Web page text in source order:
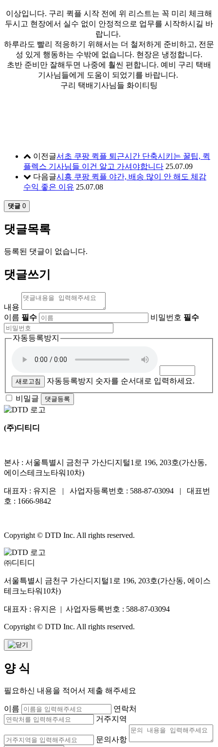
이상입니다. 구리 퀵플 시작 전에 위 리스트는 꼭 미리 체크해
두시고 현장에서 실수 없이 안정적으로 업무를 시작하시길 바
랍니다.
하루라도 빨리 적응하기 위해서는 더 철저하게 준비하고, 전문
성 있게 행동하는 수밖에 없습니다. 현장은 냉정합니다.
초반 준비만 잘해두면 나중에 훨씬 편합니다. 예비 구리 택배
기사님들에게 도움이 되었기를 바랍니다.
구리 택배기사님들 화이티팅
이전글서초 쿠팡 퀵플 퇴근시간 단축시키는 꿀팁, 퀵
플렉스 기사님들 이건 알고 가셔야합니다 25.07.09
다음글시흥 쿠팡 퀵플 야간, 배송 많이 안 해도 체감
수익 좋은 이유 25.07.08
댓글 0
댓글목록
등록된 댓글이 없습니다.
댓글쓰기
내용
이름 필수 비밀번호 필수
자동등록방지
새로고침 자동등록방지 숫자를 순서대로 입력하세요.
비밀글 댓글등록
(주)디티디
본사 : 서울특별시 금천구 가산디지털1로 196, 203호(가산동,
에이스테크노타워10차)
대표자 : 유지은 | 사업자등록번호 : 588-87-03094 | 대표번
호 : 1666-9842
Copyright © DTD Inc. All rights reserved.
㈜디티디
서울특별시 금천구 가산디지털1로 196, 203호(가산동, 에이스
테크노타워10차)
대표자 : 유지은 | 사업자등록번호 : 588-87-03094
Copyright © DTD Inc. All rights reserved.
양 식
필요하신 내용을 적어서 제출 해주세요
이름
연락처
거주지역
문의사항